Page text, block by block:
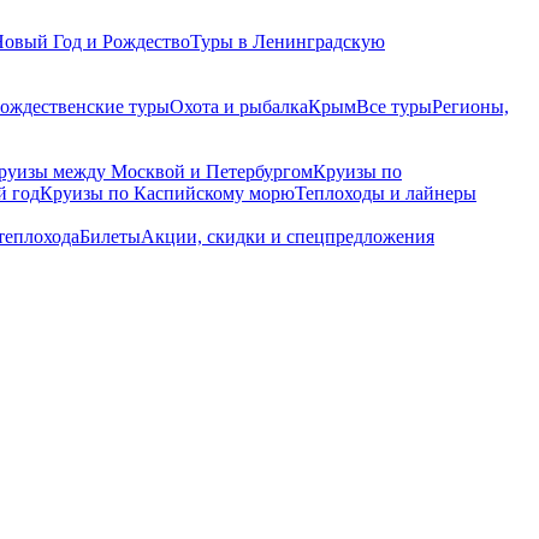
Год и РождествоТуры в Ленинградскую
турыОхота и рыбалкаКрымВсе турыРегионы,
между Москвой и ПетербургомКруизы по
годКруизы по Каспийскому морюТеплоходы и лайнеры
БилетыАкции, скидки и спецпредложения